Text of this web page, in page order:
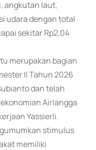
angkutan laut,
udara dengan total
sekitar Rp2,04
merupakan bagian
II Tahun 2026
dan telah
Airlangga
Yassierli.
stimulus
memiliki